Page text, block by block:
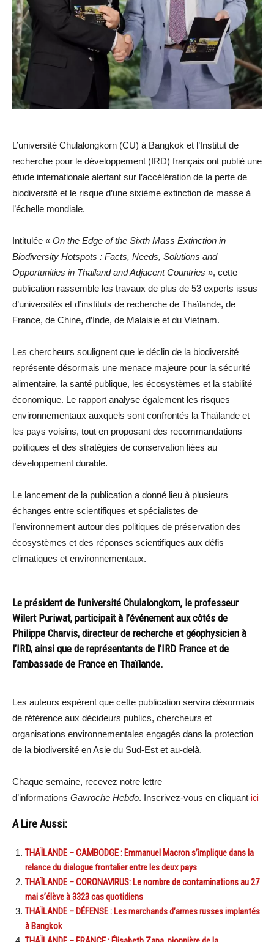
L’université Chulalongkorn (CU) à Bangkok et l’Institut de
recherche pour le développement (IRD) français ont publié une
étude internationale alertant sur l’accélération de la perte de
biodiversité et le risque d’une sixième extinction de masse à
l’échelle mondiale.
Intitulée « On the Edge of the Sixth Mass Extinction in
Biodiversity Hotspots : Facts, Needs, Solutions and
Opportunities in Thailand and Adjacent Countries », cette
publication rassemble les travaux de plus de 53 experts issus
d’universités et d’instituts de recherche de Thaïlande, de
France, de Chine, d’Inde, de Malaisie et du Vietnam.
Les chercheurs soulignent que le déclin de la biodiversité
représente désormais une menace majeure pour la sécurité
alimentaire, la santé publique, les écosystèmes et la stabilité
économique. Le rapport analyse également les risques
environnementaux auxquels sont confrontés la Thaïlande et
les pays voisins, tout en proposant des recommandations
politiques et des stratégies de conservation liées au
développement durable.
Le lancement de la publication a donné lieu à plusieurs
échanges entre scientifiques et spécialistes de
l’environnement autour des politiques de préservation des
écosystèmes et des réponses scientifiques aux défis
climatiques et environnementaux.
Le président de l’université Chulalongkorn, le professeur
Wilert Puriwat, participait à l’événement aux côtés de
Philippe Charvis, directeur de recherche et géophysicien à
l’IRD, ainsi que de représentants de l’IRD France et de
l’ambassade de France en Thaïlande.
Les auteurs espèrent que cette publication servira désormais
de référence aux décideurs publics, chercheurs et
organisations environnementales engagés dans la protection
de la biodiversité en Asie du Sud-Est et au-delà.
Chaque semaine, recevez notre lettre
d’informations Gavroche Hebdo. Inscrivez-vous en cliquant ici
A Lire Aussi:
THAÏLANDE – CAMBODGE : Emmanuel Macron s’implique dans la
relance du dialogue frontalier entre les deux pays
THAÏLANDE – CORONAVIRUS: Le nombre de contaminations au 27
mai s’élève à 3323 cas quotidiens
THAÏLANDE – DÉFENSE : Les marchands d’armes russes implantés
à Bangkok